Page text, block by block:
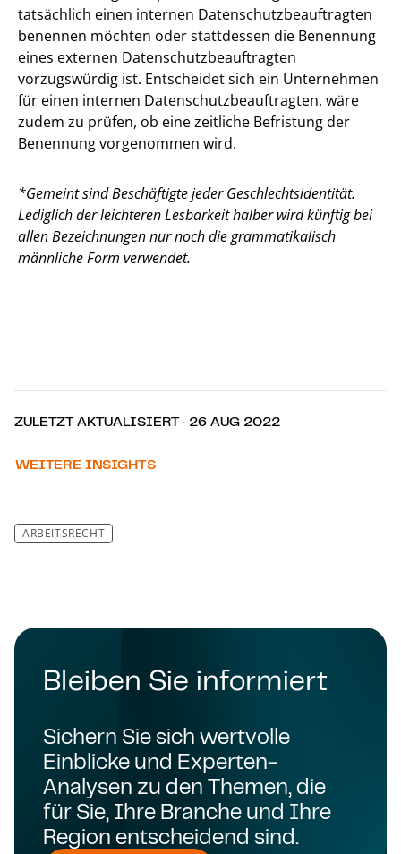
tatsächlich einen internen Datenschutzbeauftragten
benennen möchten oder stattdessen die Benennung
eines externen Datenschutzbeauftragten
vorzugswürdig ist. Entscheidet sich ein Unternehmen
für einen internen Datenschutzbeauftragten, wäre
zudem zu prüfen, ob eine zeitliche Befristung der
Benennung vorgenommen wird.
*Gemeint sind Beschäftigte jeder Geschlechtsidentität.
Lediglich der leichteren Lesbarkeit halber wird künftig bei
allen Bezeichnungen nur noch die grammatikalisch
männliche Form verwendet.
ZULETZT AKTUALISIERT · 26 AUG 2022
WEITERE INSIGHTS
ARBEITSRECHT
Bleiben Sie informiert
Sichern Sie sich wertvolle
Einblicke und Experten-
Analysen zu den Themen, die
für Sie, Ihre Branche und Ihre
Region entscheidend sind.